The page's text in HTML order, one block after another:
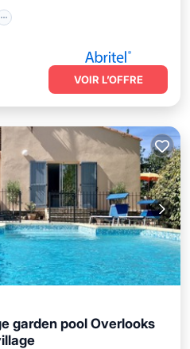
VOIR L’OFFRE
garden pool Overlooks